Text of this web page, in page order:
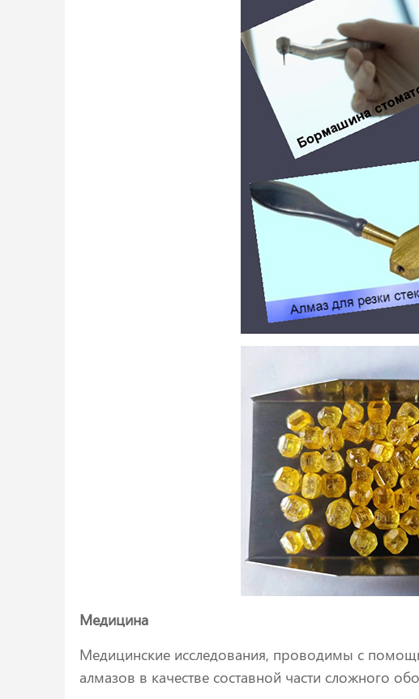
Медицина
Медицинские исследования, проводимы с
алмазов в качестве составной части сложного